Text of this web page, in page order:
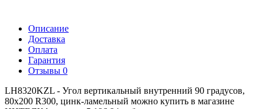
Описание
Доставка
Оплата
Гарантия
Отзывы 0
LH8320KZL - Угол вертикальный внутренний 90 градусов,
80х200 R300, цинк-ламельный можно купить в магазине